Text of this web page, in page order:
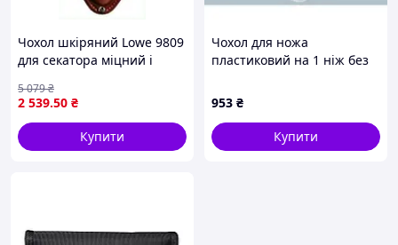
Чохол шкіряний Lowe 9809
для секатора міцний і
транспортування
2 539.50 ₴
5 079₴
Купити
Чохол для ножа
пластиковий на 1 ніж без
953 ₴
Купити